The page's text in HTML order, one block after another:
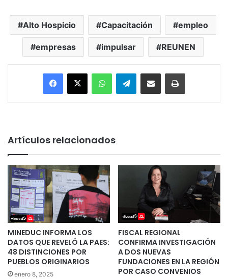
Alto Hospicio Capacitación empleo
empresas impulsar REUNEN
Facebook
X WhatsAppTelegramEnviar vía email Imprimir
Artículos relacionados
MINEDUC INFORMA LOS
DATOS QUE REVELÓ LA PAES:
48 DISTINCIONES POR
PUEBLOS ORIGINARIOS
enero 8, 2025
FISCAL REGIONAL
CONFIRMA INVESTIGACIÓN
A DOS NUEVAS
FUNDACIONES EN LA REGIÓN
POR CASO CONVENIOS